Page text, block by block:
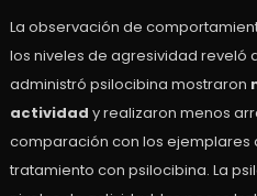
La observación de
los niveles de agresividad reveló
administró psilocibina mostraron
actividad y realizaron menos
comparación con los ejemplares
tratamiento con psilocibina. La